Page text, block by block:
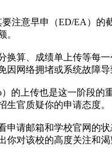
注意早申（ED/EA）
。
换算、成绩单上传等每
网络拥堵或系统故障导
的上传也是这一阶段
官质疑你的申请态度。
请邮箱和学校官网的
对该校的高度关注和渴